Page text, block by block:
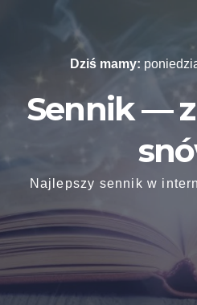
Dziś mamy:
Sennik —
Najlepszy sennik w